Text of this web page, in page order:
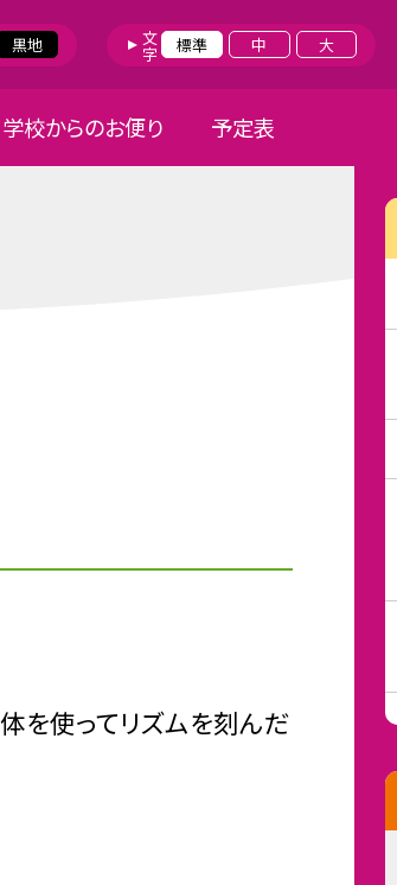
黒地 文字 標準 中 大
学校からのお便り 予定表
を使ってリズムを刻んだ